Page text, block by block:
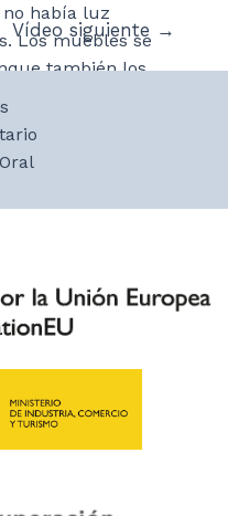
había luz
Los muebles se
también los
la heredaron los
se fue a
vivió con sus
Vídeo siguiente →